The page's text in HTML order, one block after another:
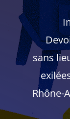
sans
Rhône-